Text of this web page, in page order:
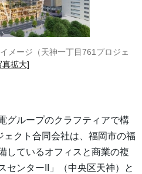
メージ（天神一丁目761プロジェ
真拡大]
グループのクラフティアで構
ェクト合同会社は、福岡市の福
しているオフィスと商業の複
センターII」（中央区天神）と